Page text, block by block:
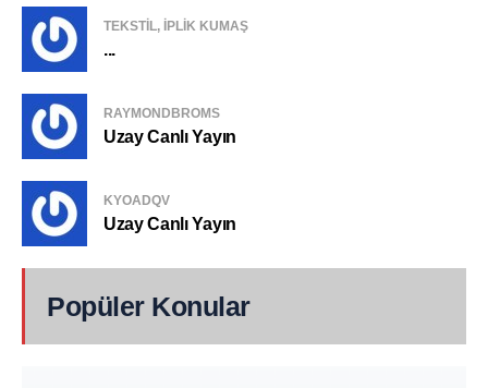
TEKSTIL, IPLIK KUMAŞ
...
RAYMONDBROMS
Uzay Canlı Yayın
KYOADQV
Uzay Canlı Yayın
Popüler Konular